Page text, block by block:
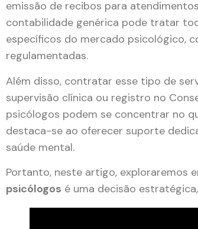
emissão de recibos para
contabilidade genérica pode tratar
específicos do mercado psicológico,
regulamentadas.
Além disso, contratar esse tipo de
supervisão clínica ou registro no
psicólogos podem se concentrar no
destaca-se ao oferecer suporte
saúde mental.
Portanto, neste artigo, exploraremos
psicólogos é uma decisão